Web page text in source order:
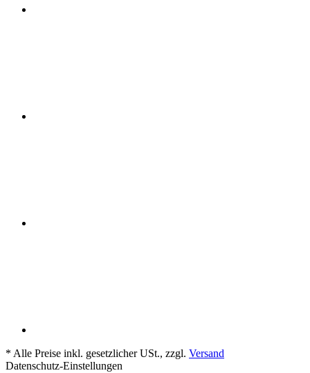
* Alle Preise inkl. gesetzlicher USt., zzgl. Versand
Datenschutz-Einstellungen